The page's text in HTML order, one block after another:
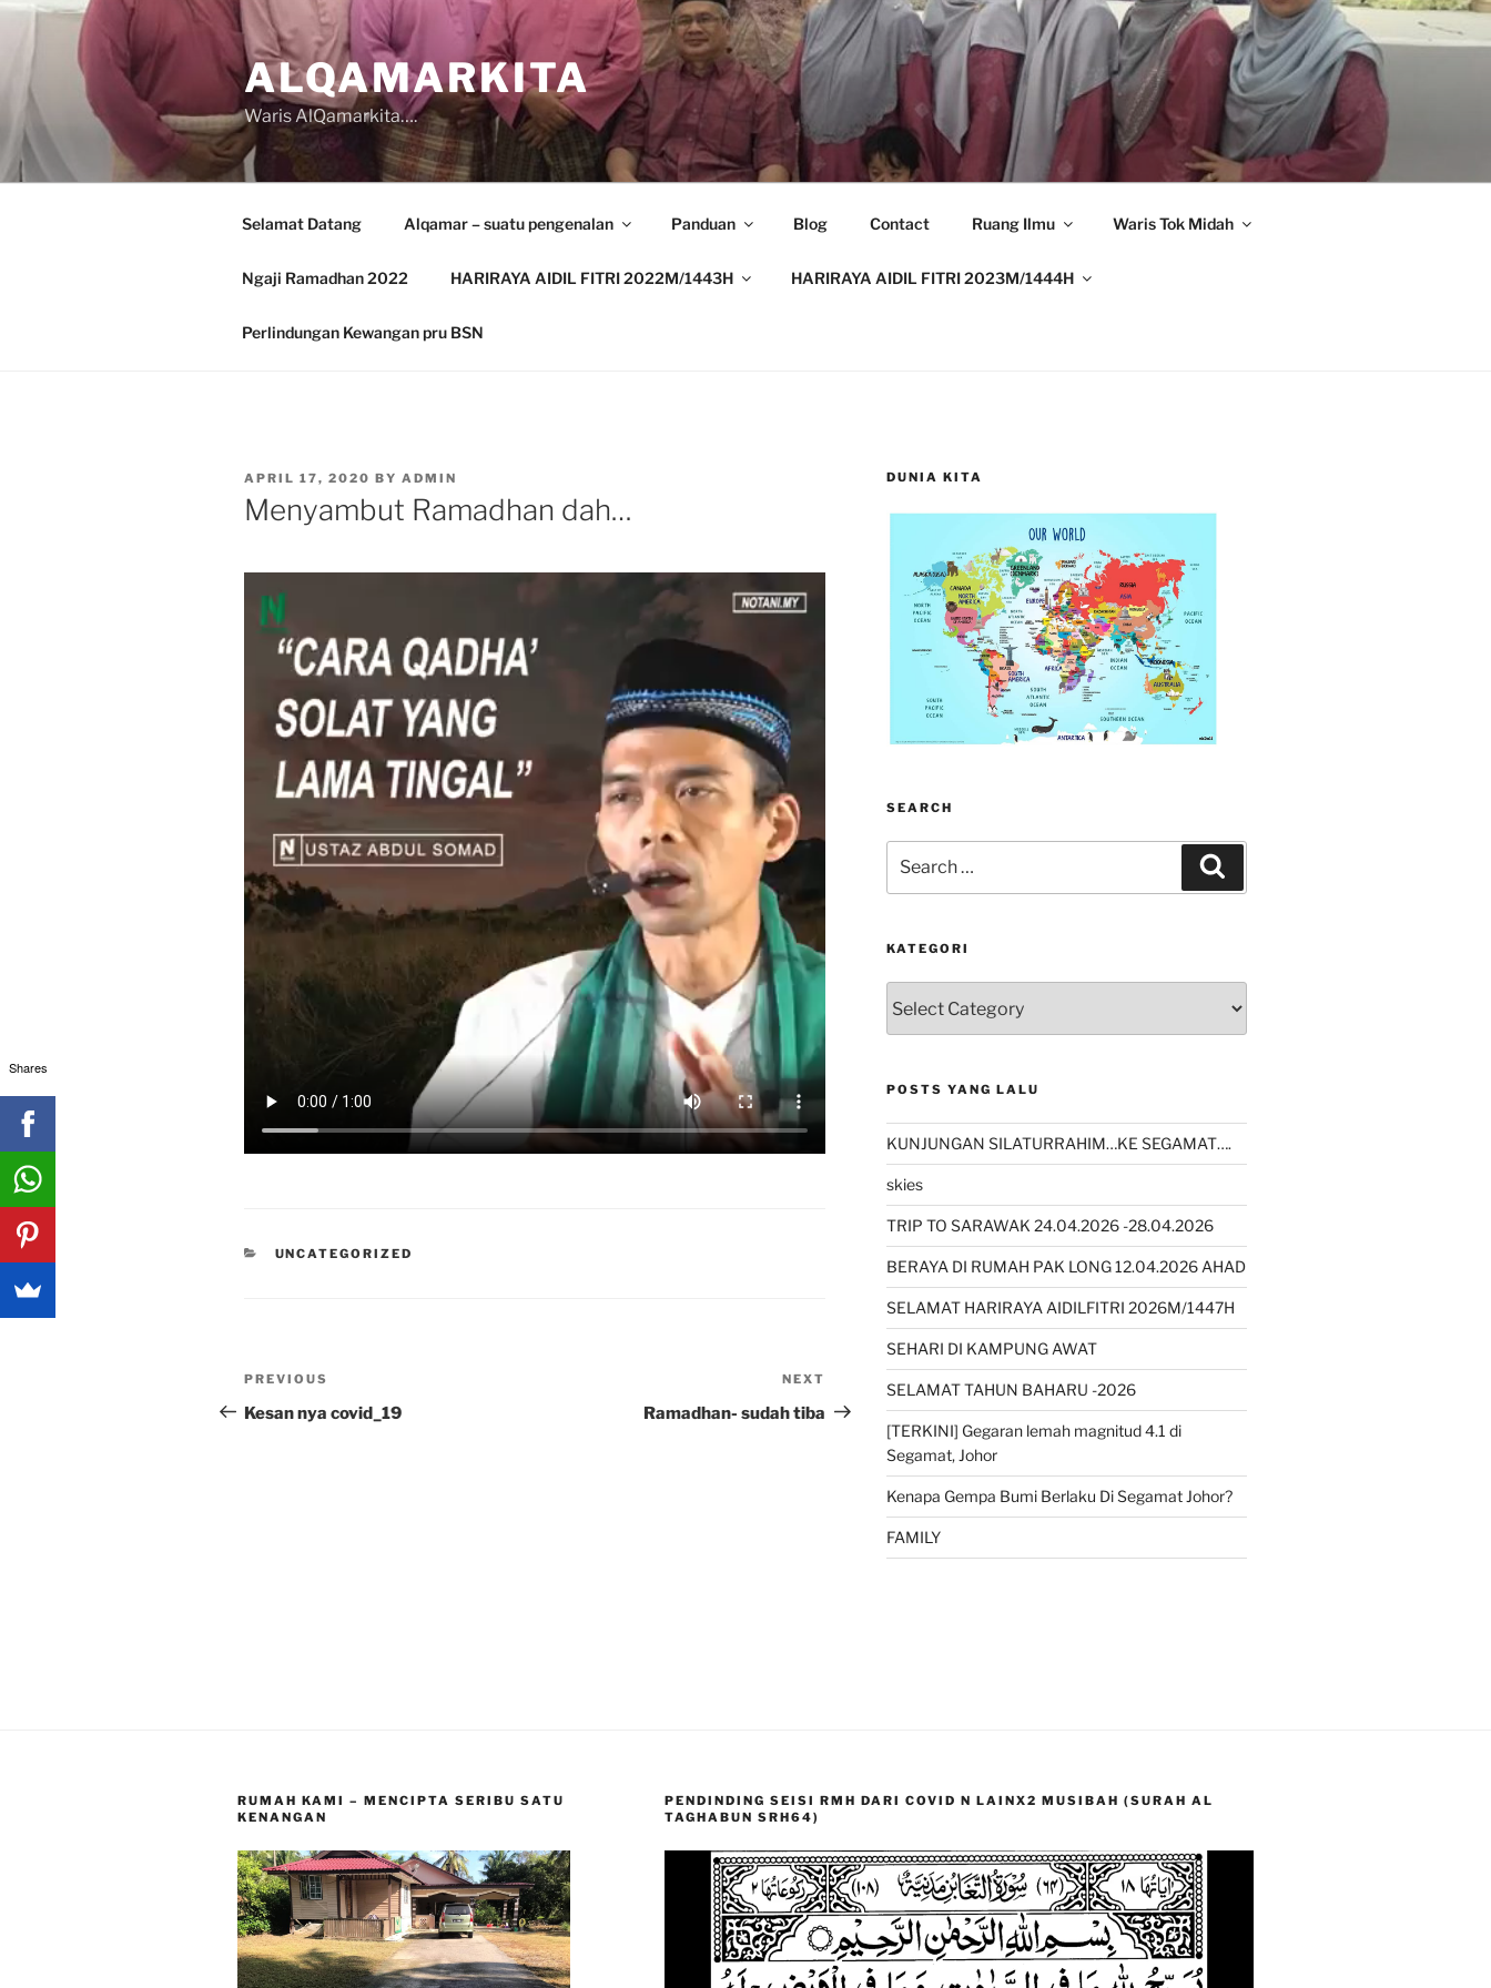
Skip
content
ALQAMARKITA
Waris AlQamarkita….
Selamat Datang Alqamar – suatu pengenalan Panduan Blog Contact Ruang Ilmu Waris Tok Midah
Ngaji Ramadhan 2022 HARIRAYA AIDIL FITRI 2022M/1443H HARIRAYA AIDIL FITRI 2023M/1444H
Perlindungan Kewangan pru BSN
POSTED
ON
APRIL 17, 2020 BY ADMIN
Menyambut Ramadhan dah…
CATEGORIES
UNCATEGORIZED
Post
navigation
Previous
Post
PREVIOUS
Kesan nya covid_19
Post
NEXT
Ramadhan- sudah tiba
DUNIA KITA
SEARCH
for:
KATEGORI
POSTS YANG LALU
KUNJUNGAN SILATURRAHIM…KE SEGAMAT….
skies
TRIP TO SARAWAK 24.04.2026 -28.04.2026
BERAYA DI RUMAH PAK LONG 12.04.2026 AHAD
SELAMAT HARIRAYA AIDILFITRI 2026M/1447H
SEHARI DI KAMPUNG AWAT
SELAMAT TAHUN BAHARU -2026
[TERKINI] Gegaran lemah magnitud 4.1 di
Segamat, Johor
Kenapa Gempa Bumi Berlaku Di Segamat Johor?
FAMILY
RUMAH KAMI – MENCIPTA SERIBU SATU
KENANGAN
PENDINDING SEISI RMH DARI COVID N LAINX2 MUSIBAH (SURAH AL
TAGHABUN SRH64)
Shares